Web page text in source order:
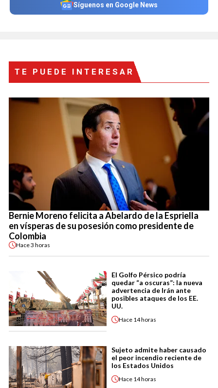
Síguenos en Google News
TE PUEDE INTERESAR
Bernie Moreno felicita a Abelardo de la Espriella
en vísperas de su posesión como presidente de
Colombia
Hace3 horas
El Golfo Pérsico podría
quedar “a oscuras”: la nueva
advertencia de Irán ante
posibles ataques de los EE.
UU.
Hace 14 horas
Sujeto admite haber causado
el peor incendio reciente de
los Estados Unidos
Hace 14 horas